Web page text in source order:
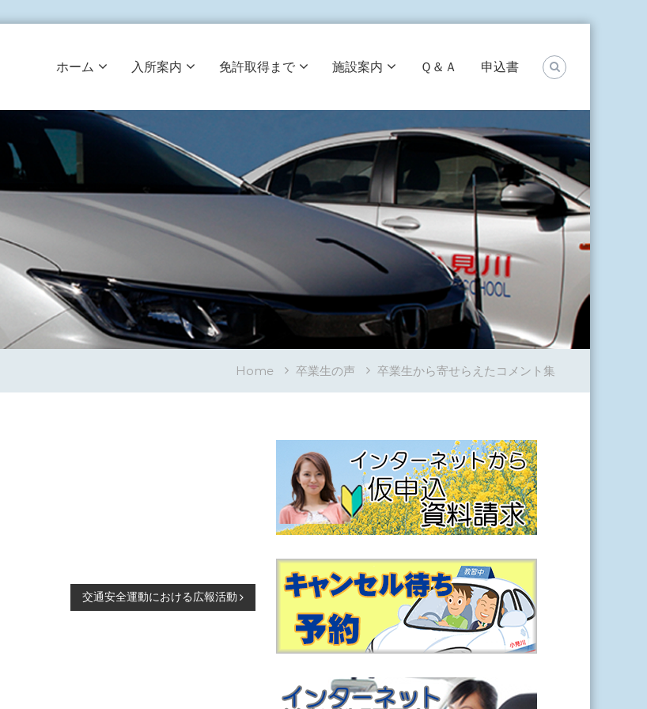
ホーム 入所案内 免許取得まで 施設案内 Ｑ＆Ａ 申込書
Home 卒業生の声 卒業生から寄せらえたコメント集
交通安全運動における広報活動